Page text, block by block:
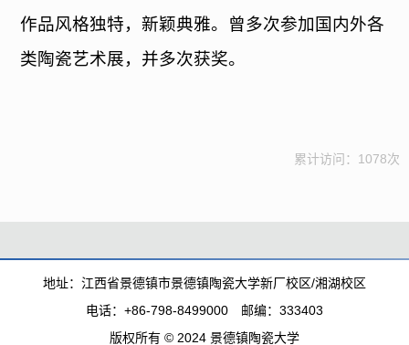
作品风格独特，新颖典雅。曾多次参加国内外各
类陶瓷艺术展，并多次获奖。
累计访问： 1078次
地址：江西省景德镇市景德镇陶瓷大学新厂校区/湘湖校区
电话：+86-798-8499000 邮编：333403
版权所有 © 2024 景德镇陶瓷大学